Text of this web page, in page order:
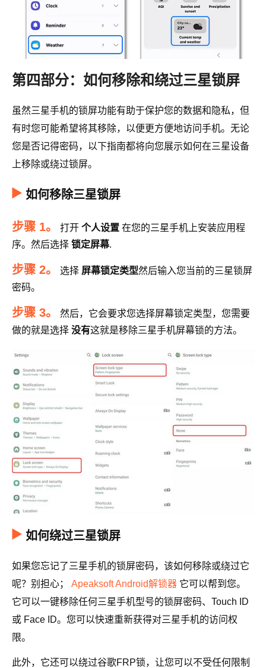
第四部分：如何移除和绕过三星锁屏
虽然三星手机的锁屏功能有助于保护您的数据和隐私，但
有时您可能希望将其移除，以便更方便地访问手机。无论
您是否记得密码，以下指南都将向您展示如何在三星设备
上移除或绕过锁屏。
如何移除三星锁屏
步骤 1。 打开 个人设置 在您的三星手机上安装应用程
序。然后选择 锁定屏幕.
步骤 2。 选择 屏幕锁定类型然后输入您当前的三星锁屏
密码。
步骤 3。
然后，它会要求您选择屏幕锁定类型，您需要
做的就是选择 没有这就是移除三星手机屏幕锁的方法。
如何绕过三星锁屏
如果您忘记了三星手机的锁屏密码，该如何移除或绕过它
呢？别担心； Apeaksoft Android解锁器 它可以帮到您。
它可以一键移除任何三星手机型号的锁屏密码、Touch ID
或 Face ID。您可以快速重新获得对三星手机的访问权
限。
此外，它还可以绕过谷歌FRP锁，让您可以不受任何限制